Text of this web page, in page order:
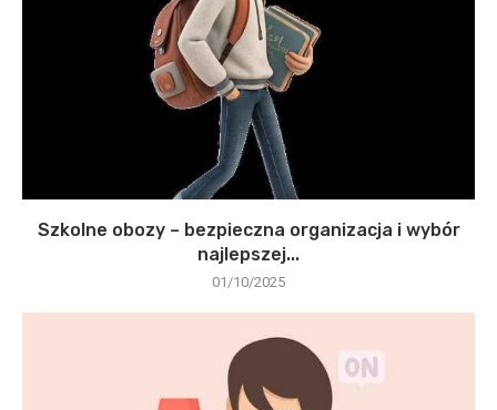
Szkolne obozy – bezpieczna organizacja i wybór
najlepszej...
01/10/2025